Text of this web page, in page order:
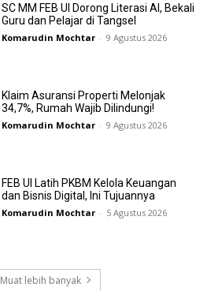
SC MM FEB UI Dorong Literasi AI, Bekali
Guru dan Pelajar di Tangsel
Komarudin Mochtar - 9 Agustus 2026
Klaim Asuransi Properti Melonjak
34,7%, Rumah Wajib Dilindungi!
Komarudin Mochtar - 9 Agustus 2026
FEB UI Latih PKBM Kelola Keuangan
dan Bisnis Digital, Ini Tujuannya
Komarudin Mochtar - 5 Agustus 2026
Muat lebih banyak